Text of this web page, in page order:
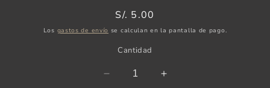
Precio
habitual
S/. 5.00
Los gastos de envío se calculan en la pantalla de pago.
Cantidad
Reducir
Aumentar